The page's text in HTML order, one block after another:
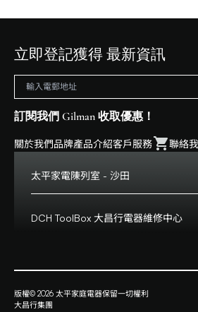
立即登記獲得 最新資訊
訂閱我們 Gilman 收取優惠！
關於我們品牌產品介紹客戶服務 聯絡
太平家電陳列室 - 沙田
地址:
沙田鄉事會路138號
DCH ToolBox 大昌行電器維修中心
查看地點
版權© 2026 太平家庭電器保留一切權利
大昌行集團